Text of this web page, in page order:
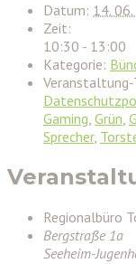
Datum: 14.
Zeit:
10:30 - 13:00
Kategorie:
Veranstaltung-
Gaming, Grün,
Sprecher,
Regionalbüro
Bergstraße 1a
Seeheim-